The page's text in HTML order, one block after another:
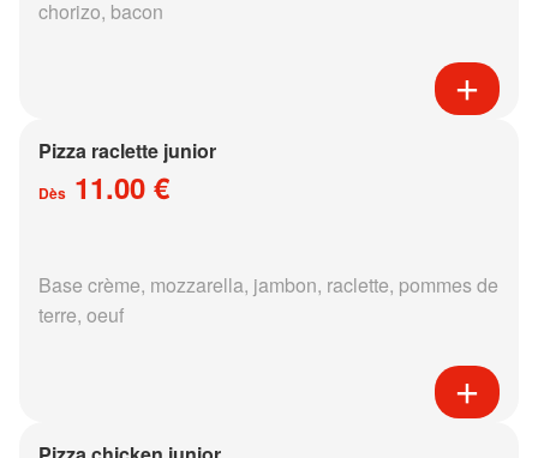
chorizo, bacon
Pizza raclette junior
Dès 11.00 €
Base crème, mozzarella, jambon, raclette, pommes de
terre, oeuf